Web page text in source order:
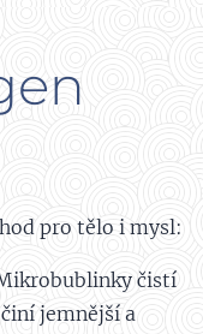
pro tělo i mysl:
čistí
jemnější a